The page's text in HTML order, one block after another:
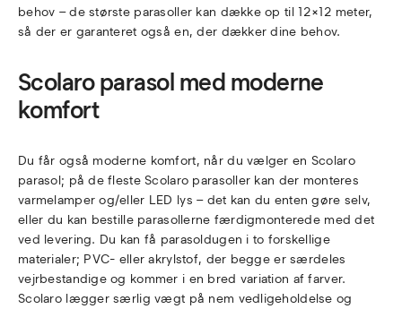
behov – de største parasoller kan dække op til 12×12 meter,
så der er garanteret også en, der dækker dine behov.
Scolaro parasol med moderne
komfort
Du får også moderne komfort, når du vælger en Scolaro
parasol; på de fleste Scolaro parasoller kan der monteres
varmelamper og/eller LED lys – det kan du enten gøre selv,
eller du kan bestille parasollerne færdigmonterede med det
ved levering. Du kan få parasoldugen i to forskellige
materialer; PVC- eller akrylstof, der begge er særdeles
vejrbestandige og kommer i en bred variation af farver.
Scolaro lægger særlig vægt på nem vedligeholdelse og